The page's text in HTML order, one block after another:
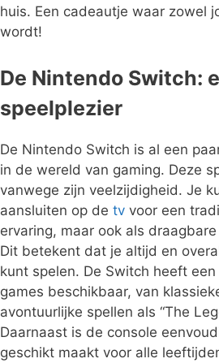
huis. Een cadeautje waar zowel
wordt!
De Nintendo Switch:
speelplezier
De Nintendo Switch is al een
in de wereld van gaming. Deze
vanwege zijn veelzijdigheid. Je
aansluiten op de tv voor een
ervaring, maar ook als
Dit betekent dat je altijd en
kunt spelen. De Switch heeft
games beschikbaar, van
avontuurlijke spellen als “The
Daarnaast is de console
geschikt maakt voor alle